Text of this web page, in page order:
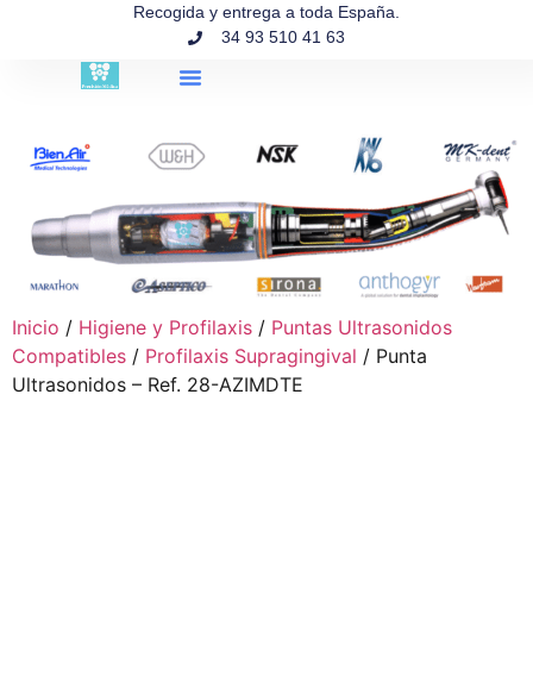
Recogida y entrega a toda España.
34 93 510 41 63
Inicio / Higiene y Profilaxis / Puntas Ultrasonidos
Compatibles / Profilaxis Supragingival / Punta
Ultrasonidos – Ref. 28-AZIMDTE